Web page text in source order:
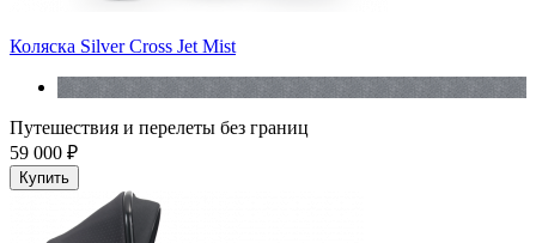
Коляска Silver Cross Jet Mist
Путешествия и перелеты без границ
59 000 ₽
Купить